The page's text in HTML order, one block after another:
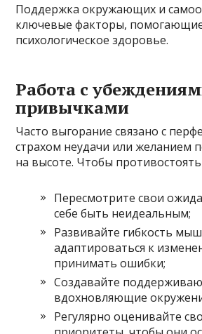
Поддержка окружающих и
ключевые факторы,
психологическое здоровье.
Работа с
привычками
Часто выгорание связано с
страхом неудачи или желанием
на высоте. Чтобы
Пересмотрите свои
себе быть неидеальным;
Развивайте гибкость
адаптироваться к
принимать ошибки;
Создавайте
вдохновляющие
Регулярно оценивайте